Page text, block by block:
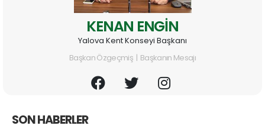
KENAN ENGİN
Yalova Kent Konseyi Başkanı
Başkan Özgeçmiş | Başkanın Mesajı
SON HABERLER